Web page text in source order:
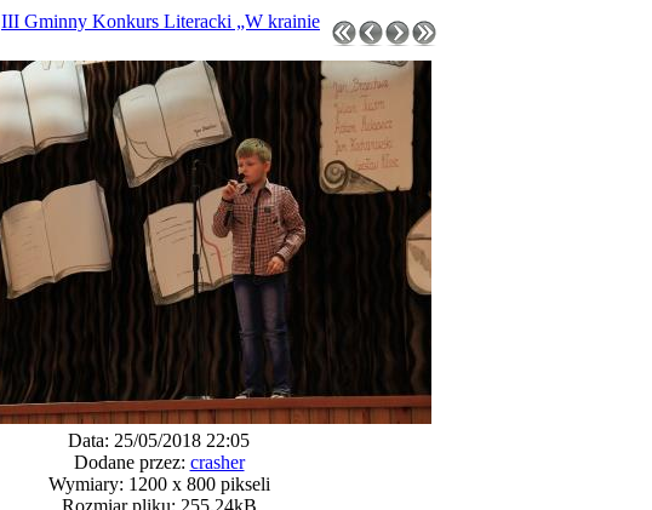
III Gminny Konkurs Literacki „W krainie
Data: 25/05/2018 22:05
Dodane przez: crasher
Wymiary: 1200 x 800 pikseli
Rozmiar pliku: 255.24kB